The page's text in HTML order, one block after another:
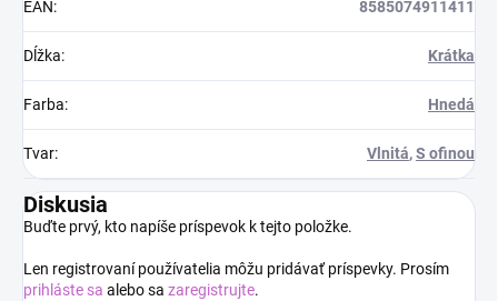
EAN: 8585074911411
Dĺžka: Krátka
Farba: Hnedá
Tvar: Vlnitá,S ofinou
Diskusia
Buďte prvý, kto napíše príspevok k tejto položke.
Len registrovaní používatelia môžu pridávať príspevky. Prosím
prihláste sa alebo sa zaregistrujte.